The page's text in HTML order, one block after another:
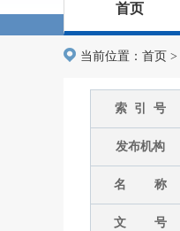
首页
当前位置： 首页 >
索 引 号
发布机构
名 称
文 号